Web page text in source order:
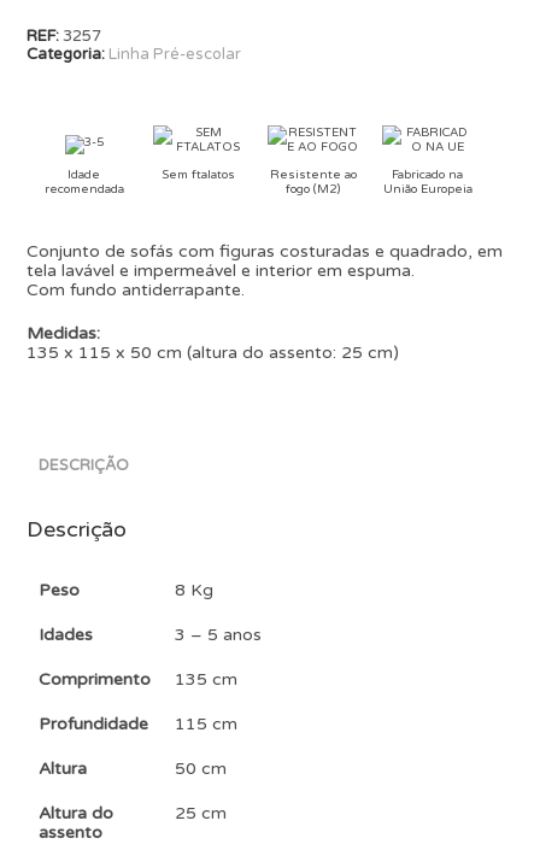
REF:3257
Categoria: Linha Pré-escolar
Idade
recomendada
Sem ftalatos
Resistente ao
fogo (M2)
Fabricado na
União Europeia
Conjunto de sofás com figuras costuradas e quadrado, em
tela lavável e impermeável e interior em espuma.
Com fundo antiderrapante.
Medidas:
135 x 115 x 50 cm (altura do assento: 25 cm)
DESCRIÇÃO
Descrição
Peso 8 Kg
Idades 3 – 5 anos
Comprimento 135 cm
Profundidade 115 cm
Altura 50 cm
Altura do
assento
25 cm